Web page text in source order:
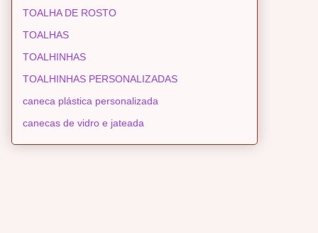
TOALHA DE ROSTO
TOALHAS
TOALHINHAS
TOALHINHAS PERSONALIZADAS
caneca plástica personalizada
canecas de vidro e jateada